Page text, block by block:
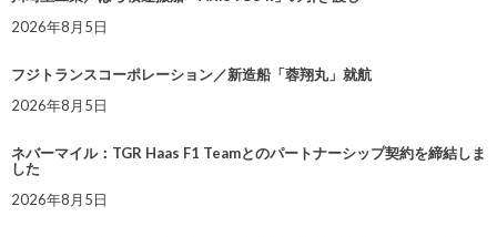
2026年8月5日
フジトランスコーポレーション／新造船「蓉翔丸」就航
2026年8月5日
ネバーマイル：TGR Haas F1 Teamとのパートナーシップ契約を締結しま
した
2026年8月5日